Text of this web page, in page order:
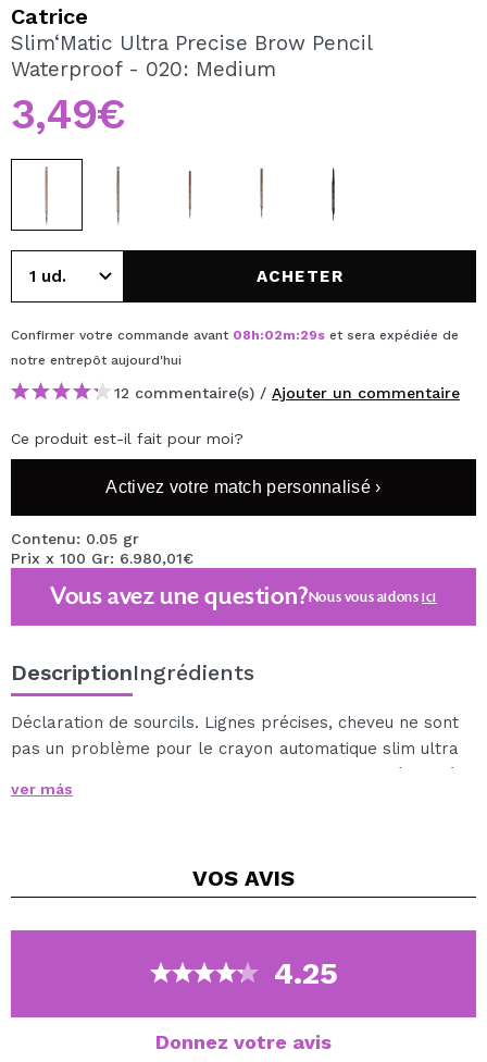
En créant un compte sur Maquibeauty.fr vous pourrez
effectuer vos achats rapidement, vérifier l'état de vos
CRÉER UN COMPTE
Catrice
Slim‘Matic Ultra Precise Brow Pencil
Waterproof - 020: Medium
3,49€
ACHETER
Confirmer votre commande avant 08h:02m:29s et sera expédiée de
notre entrepôt aujourd'hui
12 commentaire(s) / Ajouter un commentaire
Ce produit est-il fait pour moi?
Activez votre match personnalisé ›
Contenu: 0.05 gr
Prix x 100 Gr: 6.980,01€
Vous avez une question?Nous vous aidonsici
DescriptionIngrédients
Déclaration de sourcils. Lignes précises, cheveu ne sont
pas un problème pour le crayon automatique slim ultra
avec une brosse fine. La texture est imperméable à
l’eau et durables. La mine a un diamètre de 1,5 mm à
ver más
VOS AVIS
4.25
Donnez votre avis